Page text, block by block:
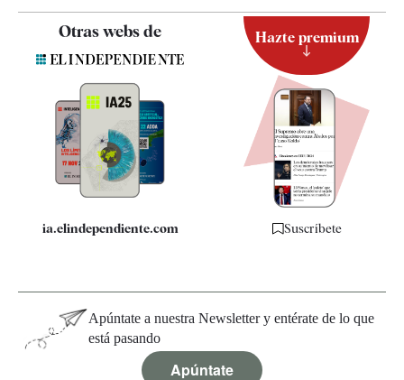
Contacto
Quiénes somos
Especificaciones
Otras webs de
ia.elindependiente.com
Hazte premium
Suscríbete
Apúntate a nuestra Newsletter y entérate de lo que
está pasando
Apúntate